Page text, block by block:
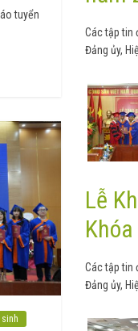
tuyển
sinh
Các tập tin
Đảng ủy,
Lễ
Khóa
Các tập tin
Đảng ủy,